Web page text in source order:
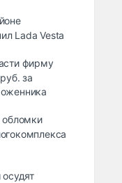
Lada Vesta
фирму
за
обломки